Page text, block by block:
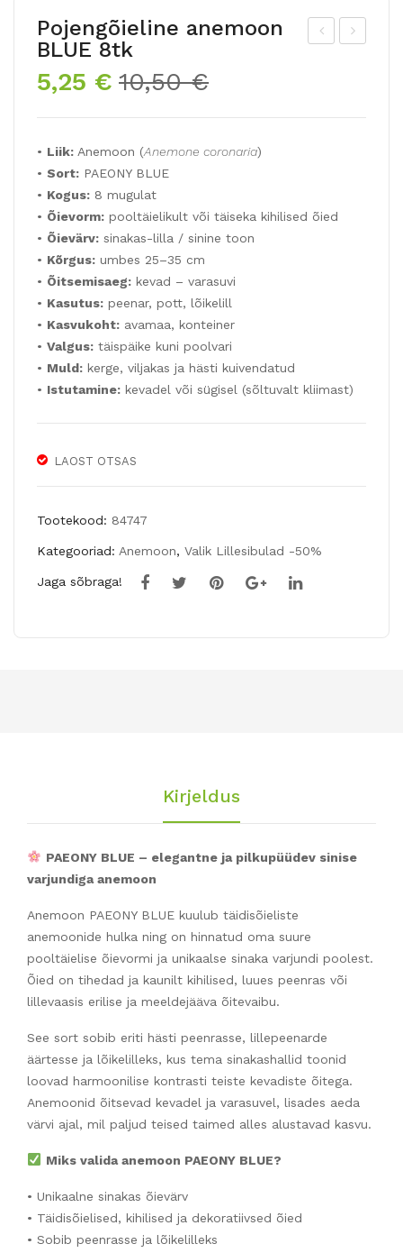
ulat
Pojengõieline anemoon
BLUE 8tk
10,50€Algne
10,50 €.
5,25 €
Praegune
5,25 €.
• Liik: Anemoon (Anemone coronaria)
• Sort: PAEONY BLUE
• Kogus: 8 mugulat
• Õievorm: pooltäielikult või täiseka kihilised õied
• Õievärv: sinakas-lilla / sinine toon
• Kõrgus: umbes 25–35 cm
• Õitsemisaeg: kevad – varasuvi
• Kasutus: peenar, pott, lõikelill
• Kasvukoht: avamaa, konteiner
• Valgus: täispäike kuni poolvari
• Muld: kerge, viljakas ja hästi kuivendatud
• Istutamine: kevadel või sügisel (sõltuvalt kliimast)
LAOST OTSAS
Tootekood: 84747
Kategooriad: Anemoon, Valik Lillesibulad -50%
Jaga sõbraga!
Kirjeldus
PAEONY BLUE – elegantne ja pilkupüüdev sinise
varjundiga anemoon
Anemoon PAEONY BLUE kuulub täidisõieliste
anemoonide hulka ning on hinnatud oma suure
pooltäielise õievormi ja unikaalse sinaka varjundi poolest.
Õied on tihedad ja kaunilt kihilised, luues peenras või
lillevaasis erilise ja meeldejääva õitevaibu.
See sort sobib eriti hästi peenrasse, lillepeenarde
äärtesse ja lõikelilleks, kus tema sinakashallid toonid
loovad harmoonilise kontrasti teiste kevadiste õitega.
Anemoonid õitsevad kevadel ja varasuvel, lisades aeda
värvi ajal, mil paljud teised taimed alles alustavad kasvu.
Miks valida anemoon PAEONY BLUE?
• Unikaalne sinakas õievärv
• Täidisõielised, kihilised ja dekoratiivsed õied
• Sobib peenrasse ja lõikelilleks